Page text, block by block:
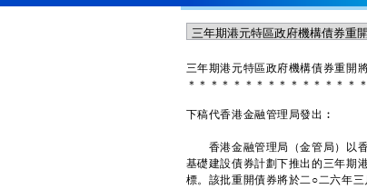
三年期港元特區政府機構債券重開
＊ ＊ ＊ ＊ ＊ ＊ ＊ ＊ ＊ ＊ ＊ ＊ ＊ ＊ ＊ ＊
下稿代香港金融管理局發出︰
香港金融管理局（金管局）以香
基礎建設債券計劃下推出的三年期
標。該批重開債券將於二○二六年